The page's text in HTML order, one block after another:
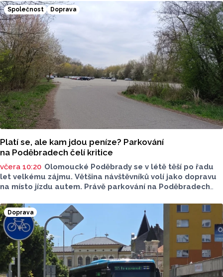
si dát pozor?
Společnost Doprava
Platí se, ale kam jdou peníze? Parkování
na Poděbradech čelí kritice
včera 10:20 Olomoucké Poděbrady se v létě těší po řadu
let velkému zájmu. Většina návštěvníků volí jako dopravu
na místo jízdu autem. Právě parkování na Poděbradech
Na konci června vznikla na Facebooku stránka s názvem
Poděbrady bez závor a nelegálního parkovného, která
upozorňuje na nevyhovujcí situaci s parkováním
u oblíbeného olomouckého letoviska. Za iniciativou stojí
zastupitel města Olomouce, na jeho přání nebudeme
uvádět jeho identitu.
Doprava